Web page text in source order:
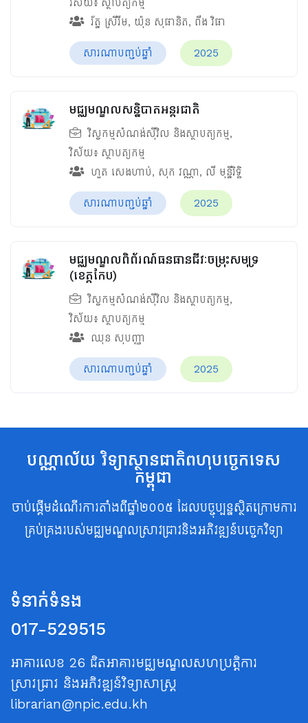
រ័ត្ន ស្រីរីម, យ៉ុន សុផានិត, ពឹង វិផា
សារណាបញ្ចប់ឆ្នាំ 2025
មជ្ឈមណ្ឌលសន្និបាតអន្តរជាតិ
វិស្វកម្មសំណង់ស៊ីវិល និងស្ថាបត្យកម្ម,
វិស័យ៖ ស្ថាបត្យកម្ម
ហួត សេងហាប់, សុក វណ្ណា, លី មុន្នីរិទ្ធិ
សារណាបញ្ចប់ឆ្នាំ 2025
មជ្ឈមណ្ឌលពិព័រណ៍ធនធានជីវៈចម្រុះសមុទ្រ
(ខេត្តកែប)
វិស្វកម្មសំណង់ស៊ីវិល និងស្ថាបត្យកម្ម,
វិស័យ៖ ស្ថាបត្យកម្ម
ឈុន សុបញ្ញា
សារណាបញ្ចប់ឆ្នាំ 2025
បណ្ណាល័យ វិទ្យាស្ថានជាតិពហុបច្ចេកទេស
កម្ពុជា
ចាប់ផ្តើមដំណើរការតាំងពីឆ្នាំ២០០៥ ដែលបច្ចុប្បន្នស្ថិតក្រោមការ
គ្រប់គ្រងរបស់មជ្ឈមណ្ឌលស្រាវជ្រាវនិងអភិវឌ្ឍន៍បច្ចេកវិទ្យា
ទំនាក់ទំនង
017-529515
អាគារលេខ 26 ជិតអាគារមជ្ឈមណ្ឌលសហប្រត្តិការ
ស្រាវជ្រាវ និងអភិវឌ្ឍន៍វិទ្យាសាស្ត្រ
librarian@npic.edu.kh